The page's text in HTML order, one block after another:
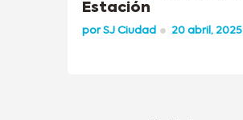
Estación
porSJ Ciudad 20 abril, 2025